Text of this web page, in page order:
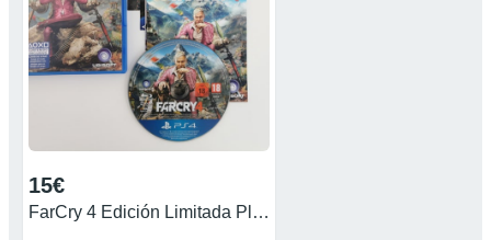
15€
FarCry 4 Edición Limitada Playstation Ps4